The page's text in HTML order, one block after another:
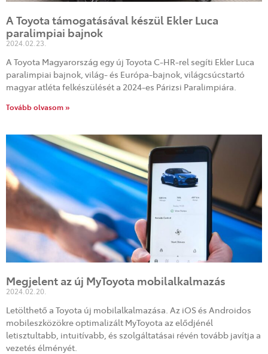
A Toyota támogatásával készül Ekler Luca
paralimpiai bajnok
2024.02.23.
A Toyota Magyarország egy új Toyota C-HR-rel segíti Ekler Luca
paralimpiai bajnok, világ- és Európa-bajnok, világcsúcstartó
magyar atléta felkészülését a 2024-es Párizsi Paralimpiára.
Tovább olvasom »
Megjelent az új MyToyota mobilalkalmazás
2024.02.20.
Letölthető a Toyota új mobilalkalmazása. Az iOS és Androidos
mobileszközökre optimalizált MyToyota az elődjénél
letisztultabb, intuitívabb, és szolgáltatásai révén tovább javítja a
vezetés élményét.